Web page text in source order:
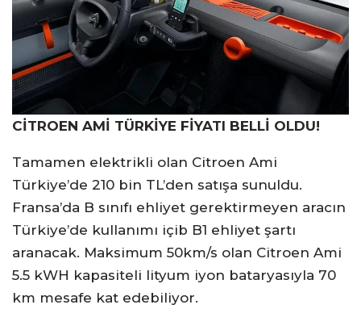
CİTROEN AMİ TÜRKİYE FİYATI BELLİ OLDU!
Tamamen elektrikli olan Citroen Ami
Türkiye’de 210 bin TL’den satışa sunuldu.
Fransa’da B sınıfı ehliyet gerektirmeyen aracın
Türkiye’de kullanımı içib B1 ehliyet şartı
aranacak. Maksimum 50km/s olan Citroen Ami
5.5 kWH kapasiteli lityum iyon bataryasıyla 70
km mesafe kat edebiliyor.